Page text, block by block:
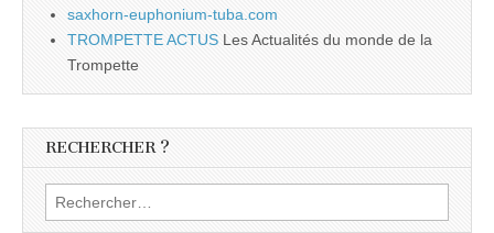
saxhorn-euphonium-tuba.com
TROMPETTE ACTUS Les Actualités du monde de la
Trompette
RECHERCHER ?
Rechercher :